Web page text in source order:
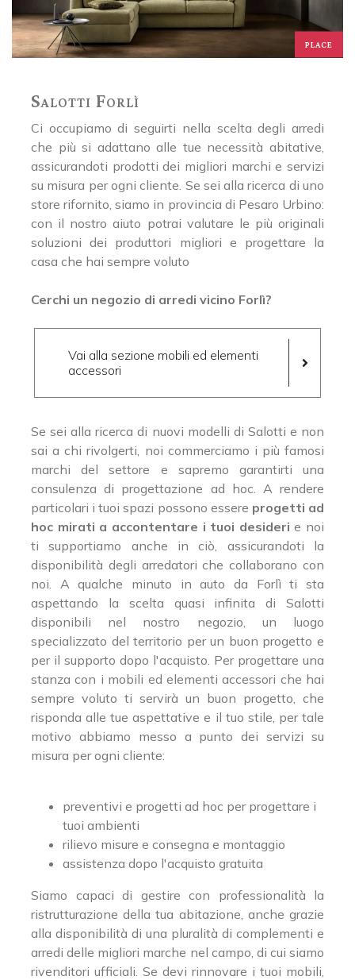
PLACE
Salotti Forlì
Ci occupiamo di seguirti nella scelta degli arredi
che più si adattano alle tue necessità abitative,
assicurandoti prodotti dei migliori marchi e servizi
su misura per ogni cliente. Se sei alla ricerca di uno
store rifornito, siamo in provincia di Pesaro Urbino:
con il nostro aiuto potrai valutare le più originali
soluzioni dei produttori migliori e progettare la
casa che hai sempre voluto
Cerchi un negozio di arredi vicino Forlì?
Vai alla sezione mobili ed elementi
accessori
Se sei alla ricerca di nuovi modelli di Salotti e non
sai a chi rivolgerti, noi commerciamo i più famosi
marchi del settore e sapremo garantirti una
consulenza di progettazione ad hoc. A rendere
particolari i tuoi spazi possono essere progetti ad
hoc mirati a accontentare i tuoi desideri e noi
ti supportiamo anche in ciò, assicurandoti la
disponibilità degli arredatori che collaborano con
noi. A qualche minuto in auto da Forlì ti sta
aspettando la scelta quasi infinita di Salotti
disponibili nel nostro negozio, un luogo
specializzato del territorio per un buon progetto e
per il supporto dopo l'acquisto. Per progettare una
stanza con i mobili ed elementi accessori che hai
sempre voluto ti servirà un buon progetto, che
risponda alle tue aspettative e il tuo stile, per tale
motivo abbiamo messo a punto dei servizi su
misura per ogni cliente:
preventivi e progetti ad hoc per progettare i
tuoi ambienti
rilievo misure e consegna e montaggio
assistenza dopo l'acquisto gratuita
Siamo capaci di gestire con professionalità la
ristrutturazione della tua abitazione, anche grazie
alla disponibilità di una pluralità di complementi e
arredi delle migliori marche nel campo, di cui siamo
rivenditori ufficiali. Se devi rinnovare i tuoi mobili,